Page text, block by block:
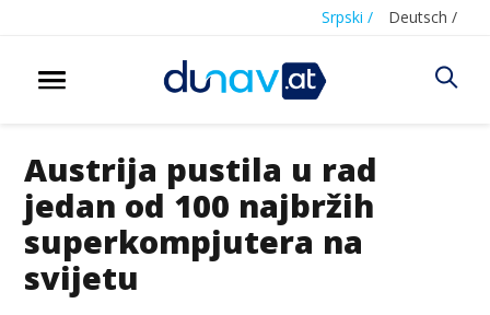
Srpski / Deutsch /
Austrija pustila u rad
jedan od 100 najbržih
superkompjutera na
svijetu